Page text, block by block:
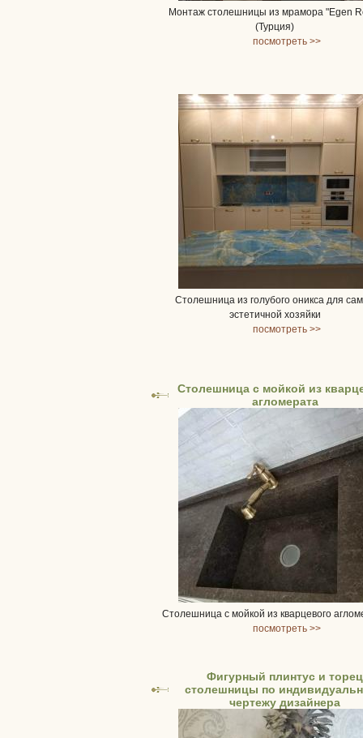
Монтаж столешницы из мрамора "Egen
(Турция)
посмотреть >>
Столешница из голубого оникса для
эстетичной хозяйки
посмотреть >>
Столешница с мойкой из
агломерата
Столешница с мойкой из кварцевого
посмотреть >>
Фигурный плинтус и торец
столешницы по
чертежу дизайнера